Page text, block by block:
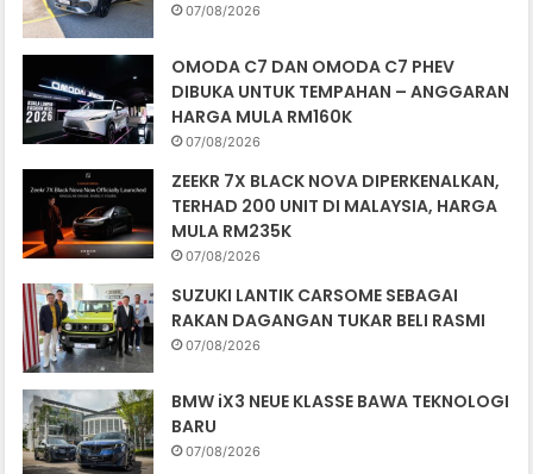
07/08/2026
OMODA C7 DAN OMODA C7 PHEV
DIBUKA UNTUK TEMPAHAN – ANGGARAN
HARGA MULA RM160K
07/08/2026
ZEEKR 7X BLACK NOVA DIPERKENALKAN,
TERHAD 200 UNIT DI MALAYSIA, HARGA
MULA RM235K
07/08/2026
SUZUKI LANTIK CARSOME SEBAGAI
RAKAN DAGANGAN TUKAR BELI RASMI
07/08/2026
BMW iX3 NEUE KLASSE BAWA TEKNOLOGI
BARU
07/08/2026